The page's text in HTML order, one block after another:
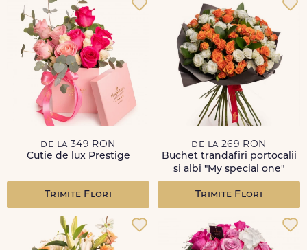
de la 349 RON
Cutie de lux Prestige
Trimite Flori
de la 269 RON
Buchet trandafiri portocalii
si albi "My special one"
Trimite Flori